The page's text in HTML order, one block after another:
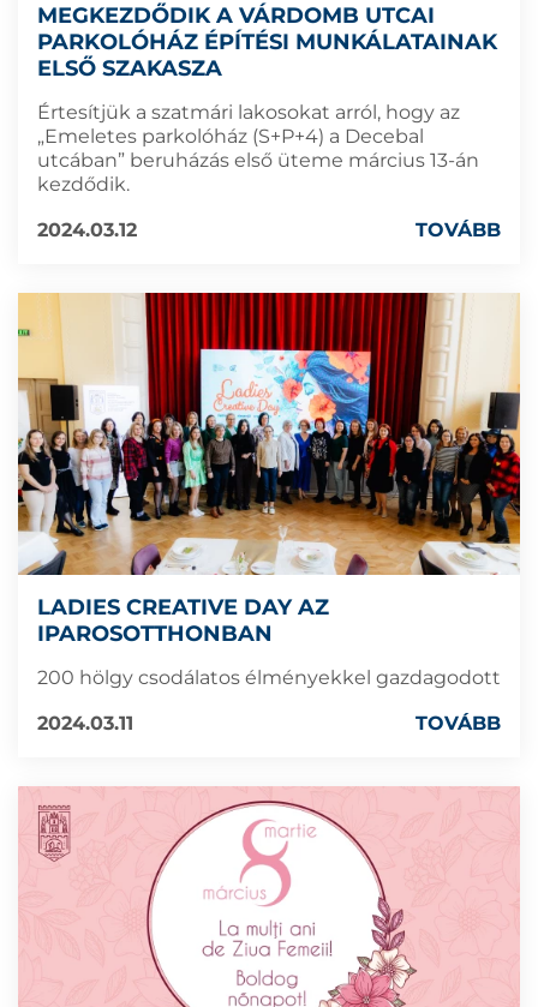
MEGKEZDŐDIK A VÁRDOMB UTCAI
PARKOLÓHÁZ ÉPÍTÉSI MUNKÁLATAINAK
ELSŐ SZAKASZA
Értesítjük a szatmári lakosokat arról, hogy az
„Emeletes parkolóház (S+P+4) a Decebal
utcában” beruházás első üteme március 13-án
kezdődik.
2024.03.12
TOVÁBB
LADIES CREATIVE DAY AZ
IPAROSOTTHONBAN
200 hölgy csodálatos élményekkel gazdagodott
2024.03.11
TOVÁBB